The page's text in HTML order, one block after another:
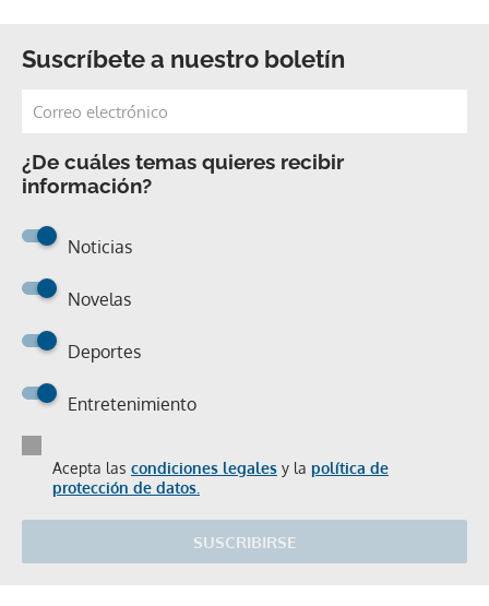
Suscríbete a nuestro boletín
¿De cuáles temas quieres recibir
información?
Noticias
Novelas
Deportes
Entretenimiento
Acepta las condiciones legales y la política de
protección de datos.
SUSCRIBIRSE